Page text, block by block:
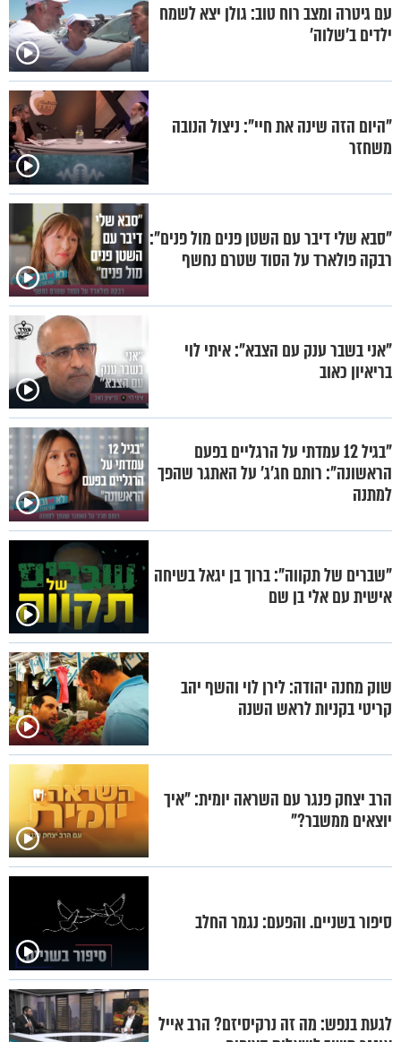
עם גיטרה ומצב רוח טוב: גולן יצא לשמח
ילדים ב'שלוה'
"היום הזה שינה את חיי": ניצול הנובה
משחזר
"סבא שלי דיבר עם השטן פנים מול פנים":
רבקה פולארד על הסוד שטרם נחשף
"אני בשבר ענק עם הצבא": איתי לוי
בריאיון כאוב
"בגיל 12 עמדתי על הרגליים בפעם
הראשונה": רותם חג'ג' על האתגר שהפך
למתנה
"שברים של תקווה": ברוך בן יגאל בשיחה
אישית עם אלי בן שם
שוק מחנה יהודה: לירן לוי והשף יהב
קריטי בקניות לראש השנה
הרב יצחק פנגר עם השראה יומית: "איך
יוצאים ממשבר?"
סיפור בשניים. והפעם: נגמר החלב
לגעת בנפש: מה זה נרקיסיזם? הרב אייל